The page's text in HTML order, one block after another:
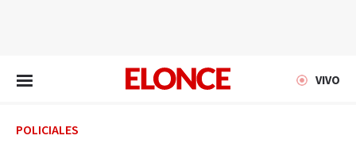
VIVO
POLICIALES